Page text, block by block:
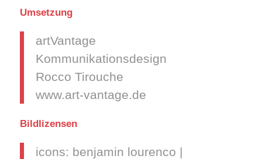
Umsetzung
artVantage
Kommunikationsdesign
Rocco Tirouche
www.art-vantage.de
Bildlizensen
icons: benjamin lourenco |